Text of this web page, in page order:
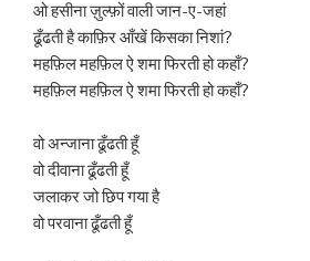
ओ हसीना ज़ुल्फ़ों वाली जान-ए-जहां
ढूँढती है काफ़िर आँखें किसका निशां?
महफ़िल महफ़िल ऐ शमा फिरती हो कहाँ?
महफ़िल महफ़िल ऐ शमा फिरती हो कहाँ?
वो अन्जाना ढूँढती हूँ
वो दीवाना ढूँढती हूँ
जलाकर जो छिप गया है
वो परवाना ढूँढती हूँ